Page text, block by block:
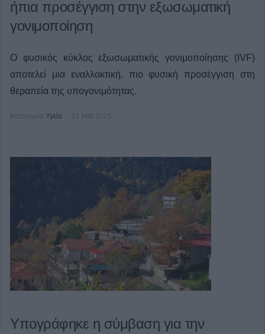
ήπια προσέγγιση στην εξωσωματική
γονιμοποίηση
Ο φυσικός κύκλος εξωσωματικής γονιμοποίησης (IVF)
αποτελεί μια εναλλακτική, πιο φυσική προσέγγιση στη
θεραπεία της υπογονιμότητας.
Κατηγορία Υγεία 01 Μαϊ 2025
Υπογράφηκε η σύμβαση για την